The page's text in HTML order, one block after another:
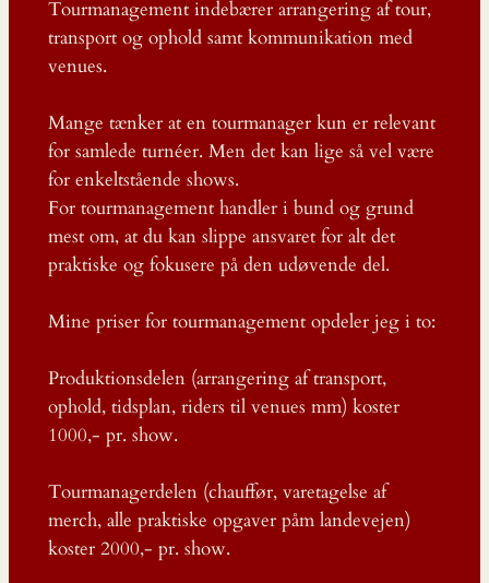
Tourmanagement indebærer arrangering af tour,
transport og ophold samt kommunikation med
venues.
Mange tænker at en tourmanager kun er relevant
for samlede turnéer. Men det kan lige så vel være
for enkeltstående shows.
For tourmanagement handler i bund og grund
mest om, at du kan slippe ansvaret for alt det
praktiske og fokusere på den udøvende del.
Mine priser for tourmanagement opdeler jeg i to:
Produktionsdelen (arrangering af transport,
ophold, tidsplan, riders til venues mm) koster
1000,- pr. show.
Tourmanagerdelen (chauffør, varetagelse af
merch, alle praktiske opgaver påm landevejen)
koster 2000,- pr. show.